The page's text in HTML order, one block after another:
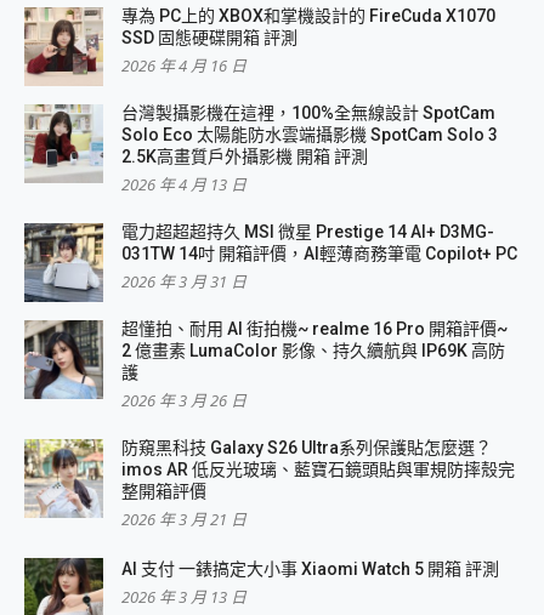
專為 PC上的 XBOX和掌機設計的 FireCuda X1070
SSD 固態硬碟開箱 評測
2026 年 4 月 16 日
台灣製攝影機在這裡，100%全無線設計 SpotCam
Solo Eco 太陽能防水雲端攝影機 SpotCam Solo 3
2.5K高畫質戶外攝影機 開箱 評測
2026 年 4 月 13 日
電力超超超持久 MSI 微星 Prestige 14 AI+ D3MG-
031TW 14吋 開箱評價，AI輕薄商務筆電 Copilot+ PC
2026 年 3 月 31 日
超懂拍、耐用 AI 街拍機~ realme 16 Pro 開箱評價~
2 億畫素 LumaColor 影像、持久續航與 IP69K 高防
護
2026 年 3 月 26 日
防窺黑科技 Galaxy S26 Ultra系列保護貼怎麼選？
imos AR 低反光玻璃、藍寶石鏡頭貼與軍規防摔殼完
整開箱評價
2026 年 3 月 21 日
AI 支付 一錶搞定大小事 Xiaomi Watch 5 開箱 評測
2026 年 3 月 13 日